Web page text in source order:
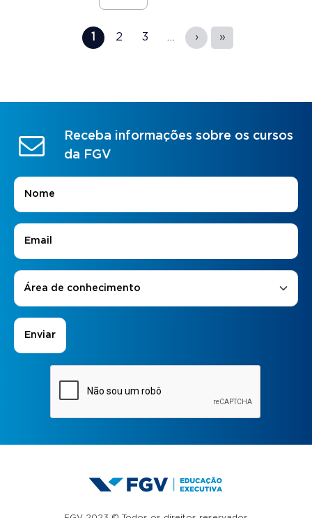
1 2 3 … › »
Receba informações sobre os cursos
da FGV
Nome
E-mail
Áreas de Interesse
Área de conhecimento